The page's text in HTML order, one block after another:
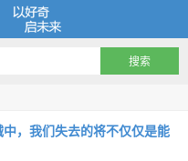
，我们失去的将不仅仅是能